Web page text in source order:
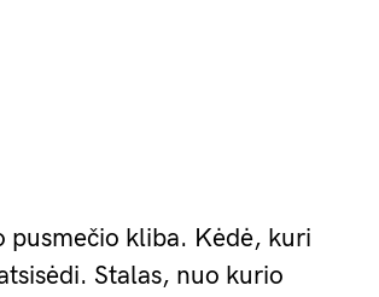
pusmečio kliba. Kėdė, kuri
Stalas, nuo kurio